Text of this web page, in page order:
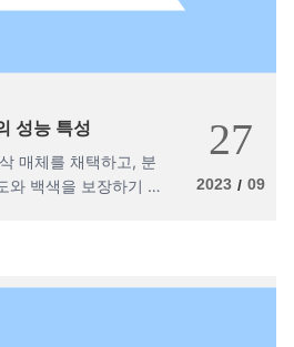
성능 특성
매체를 채택하고, 분
와 백색을 보장하기 위
27
2023 / 09